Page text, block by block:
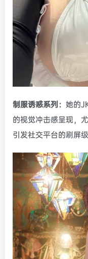
制服诱惑系列： 她的
的视觉冲击感呈现，
引发社交平台的刷屏级